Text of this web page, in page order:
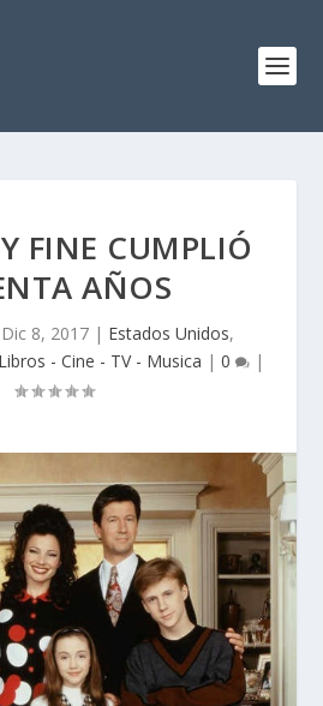
FINE CUMPLIÓ
AÑOS
Dic 8, 2017| Estados Unidos,
Libros - Cine - TV - Musica | 0 |